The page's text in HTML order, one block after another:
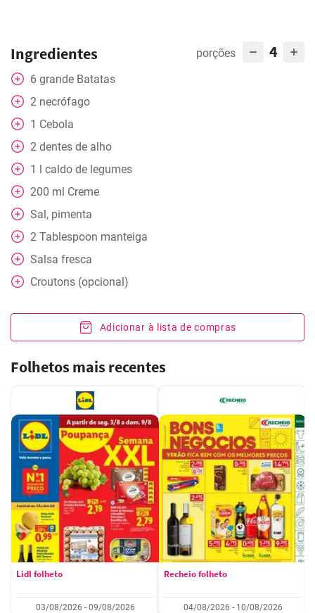
Ingredientes porções 4
6 grande Batatas
2 necrófago
1 Cebola
2 dentes de alho
1 l caldo de legumes
200 ml Creme
Sal, pimenta
2 Tablespoon manteiga
Salsa fresca
Croutons (opcional)
Adicionar à lista de compras
Folhetos mais recentes
Lidl folheto
03/08/2026 - 09/08/2026
Recheio folheto
04/08/2026 - 10/08/2026